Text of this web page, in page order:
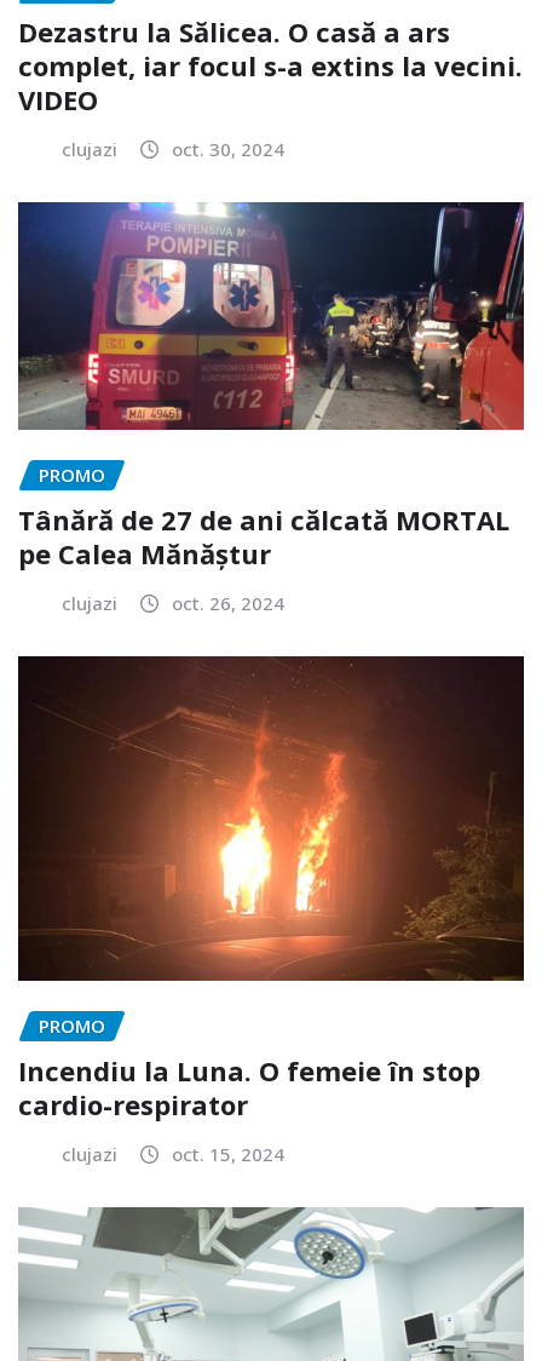
Dezastru la Sălicea. O casă a ars
complet, iar focul s-a extins la vecini.
VIDEO
clujazi oct. 30, 2024
PROMO
Tânără de 27 de ani călcată MORTAL
pe Calea Mănăștur
clujazi oct. 26, 2024
PROMO
Incendiu la Luna. O femeie în stop
cardio-respirator
clujazi oct. 15, 2024